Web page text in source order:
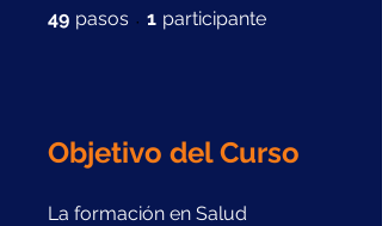
49 pasos 49 pasos
1 participante
Objetivo del Curso
La formación en Salud